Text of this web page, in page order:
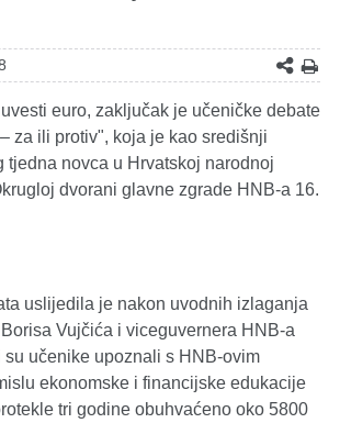
euro, zaključak je učeničke debate
za ili protiv", koja je kao središnji
tjedna novca u Hrvatskoj narodnoj
dvorani glavne zgrade HNB-a 16.
uslijedila je nakon uvodnih izlaganja
Vujčića i viceguvernera HNB-a
su učenike upoznali s HNB-ovim
ekonomske i financijske edukacije
tri godine obuhvaćeno oko 5800